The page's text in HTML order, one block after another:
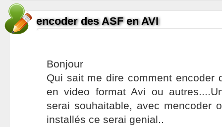
encoder des ASF en AVI
Bonjour
Qui sait me dire comment encoder
en video format Avi ou
serai souhaitable, avec mencoder
installés ce serai genial..